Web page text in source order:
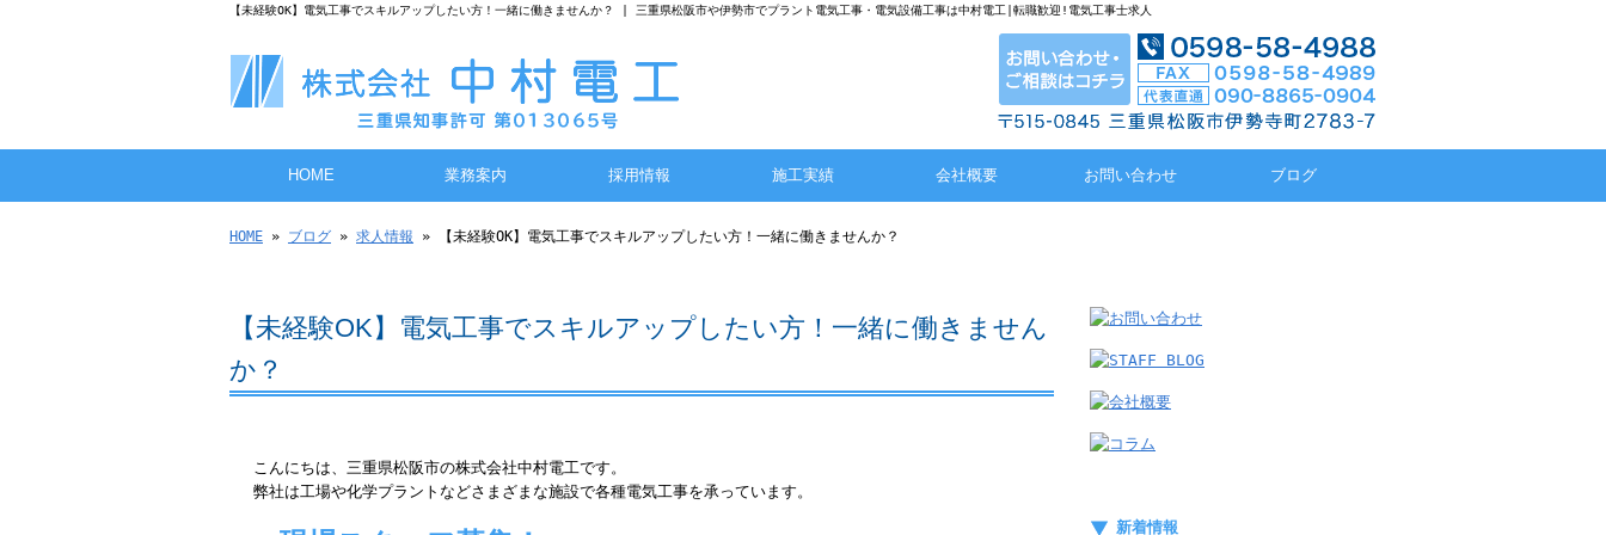
【未経験OK】電気工事でスキルアップしたい方！一緒に働きませんか？ | 三重県松阪市や伊勢市でプラント電気工事・電気設備工事は中村電工|転職歓迎!電気工事士求人
HOME 業務案内 採用情報 施工実績 会社概要 お問い合わせ ブログ
HOME » ブログ » 求人情報 » 【未経験OK】電気工事でスキルアップしたい方！一緒に働きませんか？
【未経験OK】電気工事でスキルアップしたい方！一緒に働きません
か？
こんにちは、三重県松阪市の株式会社中村電工です。
弊社は工場や化学プラントなどさまざまな施設で各種電気工事を承っています。
新着情報